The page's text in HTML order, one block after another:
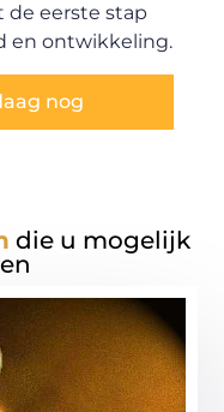
de eerste stap
en ontwikkeling.
nog
die u mogelijk